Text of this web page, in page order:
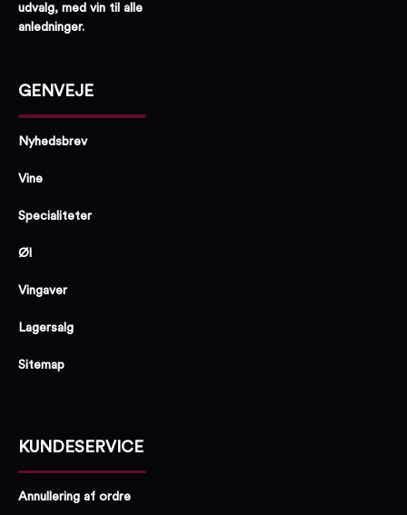
udvalg, med vin til alle
anledninger.
GENVEJE
Nyhedsbrev
Vine
Specialiteter
Øl
Vingaver
Lagersalg
Sitemap
KUNDESERVICE
Annullering af ordre